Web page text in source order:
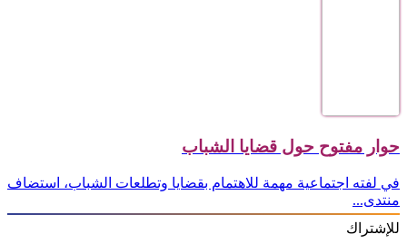
حوار مفتوح حول قضايا الشباب
في لفته اجتماعية مهمة للاهتمام بقضايا وتطلعات الشباب، استضاف
منتدى...
للإشتراك